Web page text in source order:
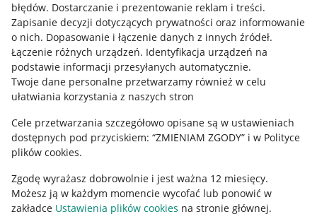
błędów. Dostarczanie i prezentowanie reklam i treści.
Zapisanie decyzji dotyczących prywatności oraz informowanie
o nich. Dopasowanie i łączenie danych z innych źródeł.
Łączenie różnych urządzeń. Identyfikacja urządzeń na
podstawie informacji przesyłanych automatycznie.
Twoje dane personalne przetwarzamy również w celu
ułatwiania korzystania z naszych stron
Cele przetwarzania szczegółowo opisane są w ustawieniach
dostępnych pod przyciskiem: “ZMIENIAM ZGODY” i w Polityce
plików cookies.
Zgodę wyrażasz dobrowolnie i jest ważna 12 miesięcy.
Możesz ją w każdym momencie wycofać lub ponowić w
zakładce Ustawienia plików cookies na stronie głównej.
Informacje prawne
Regulamin
Polityka plików "cookies"
Ustawienia plików "cookies"
Udostępnianie lokalizacji
Informacje dla Aktu o Usługach Cyfrowych
Pobierz aplikację